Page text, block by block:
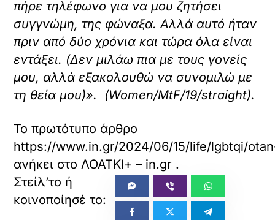
πήρε τηλέφωνο για να μου ζητήσει
συγγνώμη, της φώναξα. Αλλά αυτό ήταν
πριν από δύο χρόνια και τώρα όλα είναι
εντάξει. (Δεν μιλάω πια με τους γονείς
μου, αλλά εξακολουθώ να συνομιλώ με
τη θεία μου)». (Women/MtF/19/straight).
Το πρωτότυπο άρθρο
https://www.in.gr/2024/06/15/life/lgbtqi/
ανήκει στοΛΟΑΤΚΙ+ – in.gr .